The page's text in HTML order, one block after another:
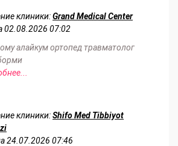
клиники:Grand Medical Center
02.08.2026 07:02
алайкум ортопед травматолог
клиники:Shifo Med Tibbiyot
24.07.2026 07:46